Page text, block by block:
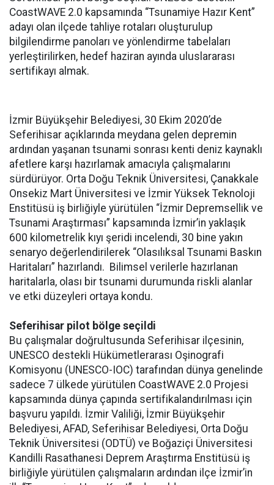
CoastWAVE 2.0 kapsamında “Tsunamiye Hazır Kent”
adayı olan ilçede tahliye rotaları oluşturulup
bilgilendirme panoları ve yönlendirme tabelaları
yerleştirilirken, hedef haziran ayında uluslararası
sertifikayı almak.
İzmir Büyükşehir Belediyesi, 30 Ekim 2020’de
Seferihisar açıklarında meydana gelen depremin
ardından yaşanan tsunami sonrası kenti deniz kaynaklı
afetlere karşı hazırlamak amacıyla çalışmalarını
sürdürüyor. Orta Doğu Teknik Üniversitesi, Çanakkale
Onsekiz Mart Üniversitesi ve İzmir Yüksek Teknoloji
Enstitüsü iş birliğiyle yürütülen “İzmir Depremsellik ve
Tsunami Araştırması” kapsamında İzmir’in yaklaşık
600 kilometrelik kıyı şeridi incelendi, 30 bine yakın
senaryo değerlendirilerek “Olasılıksal Tsunami Baskın
Haritaları” hazırlandı. Bilimsel verilerle hazırlanan
haritalarla, olası bir tsunami durumunda riskli alanlar
ve etki düzeyleri ortaya kondu.
Seferihisar pilot bölge seçildi
Bu çalışmalar doğrultusunda Seferihisar ilçesinin,
UNESCO destekli Hükümetlerarası Oşinografi
Komisyonu (UNESCO-IOC) tarafından dünya genelinde
sadece 7 ülkede yürütülen CoastWAVE 2.0 Projesi
kapsamında dünya çapında sertifikalandırılması için
başvuru yapıldı. İzmir Valiliği, İzmir Büyükşehir
Belediyesi, AFAD, Seferihisar Belediyesi, Orta Doğu
Teknik Üniversitesi (ODTÜ) ve Boğaziçi Üniversitesi
Kandilli Rasathanesi Deprem Araştırma Enstitüsü iş
birliğiyle yürütülen çalışmaların ardından ilçe İzmir’in